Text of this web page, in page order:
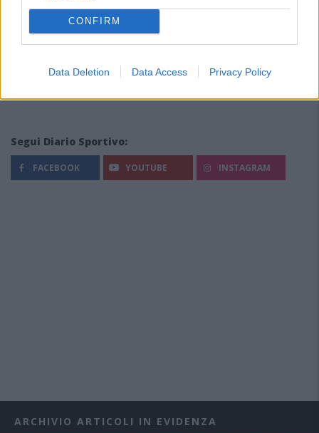
CONFIRM
Data Deletion Data Access Privacy Policy
Segui Diario Sportivo:
FACEBOOK YOUTUBE INSTAGRAM
ARCHIVIO ARTICOLI IN EVIDENZA